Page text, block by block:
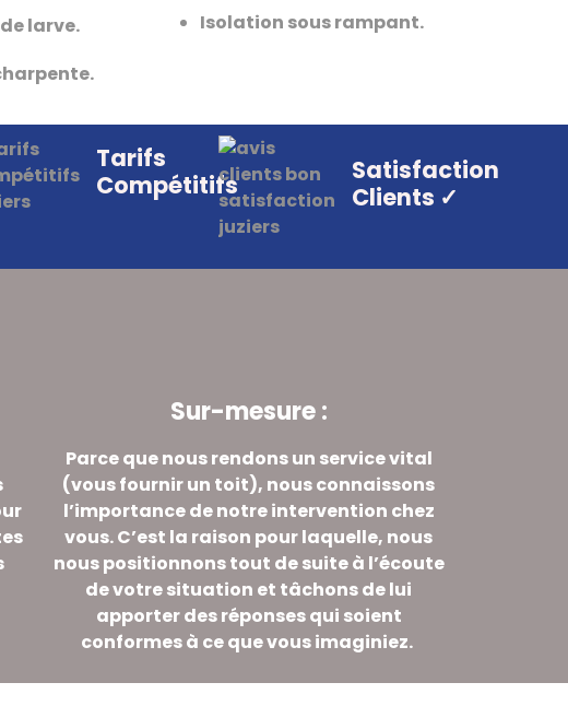
larve.
Isolation sous rampant.
Tarifs
Compétitifs
Satisfaction
Clients ✓
Sur-mesure :
Parce que nous rendons un service vital
(vous fournir un toit), nous connaissons
l’importance de notre intervention chez
vous. C’est la raison pour laquelle, nous
nous positionnons tout de suite à l’écoute
de votre situation et tâchons de lui
apporter des réponses qui soient
conformes à ce que vous imaginiez.